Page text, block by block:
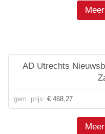
AD Utrechts
gem. prijs: € 468,27